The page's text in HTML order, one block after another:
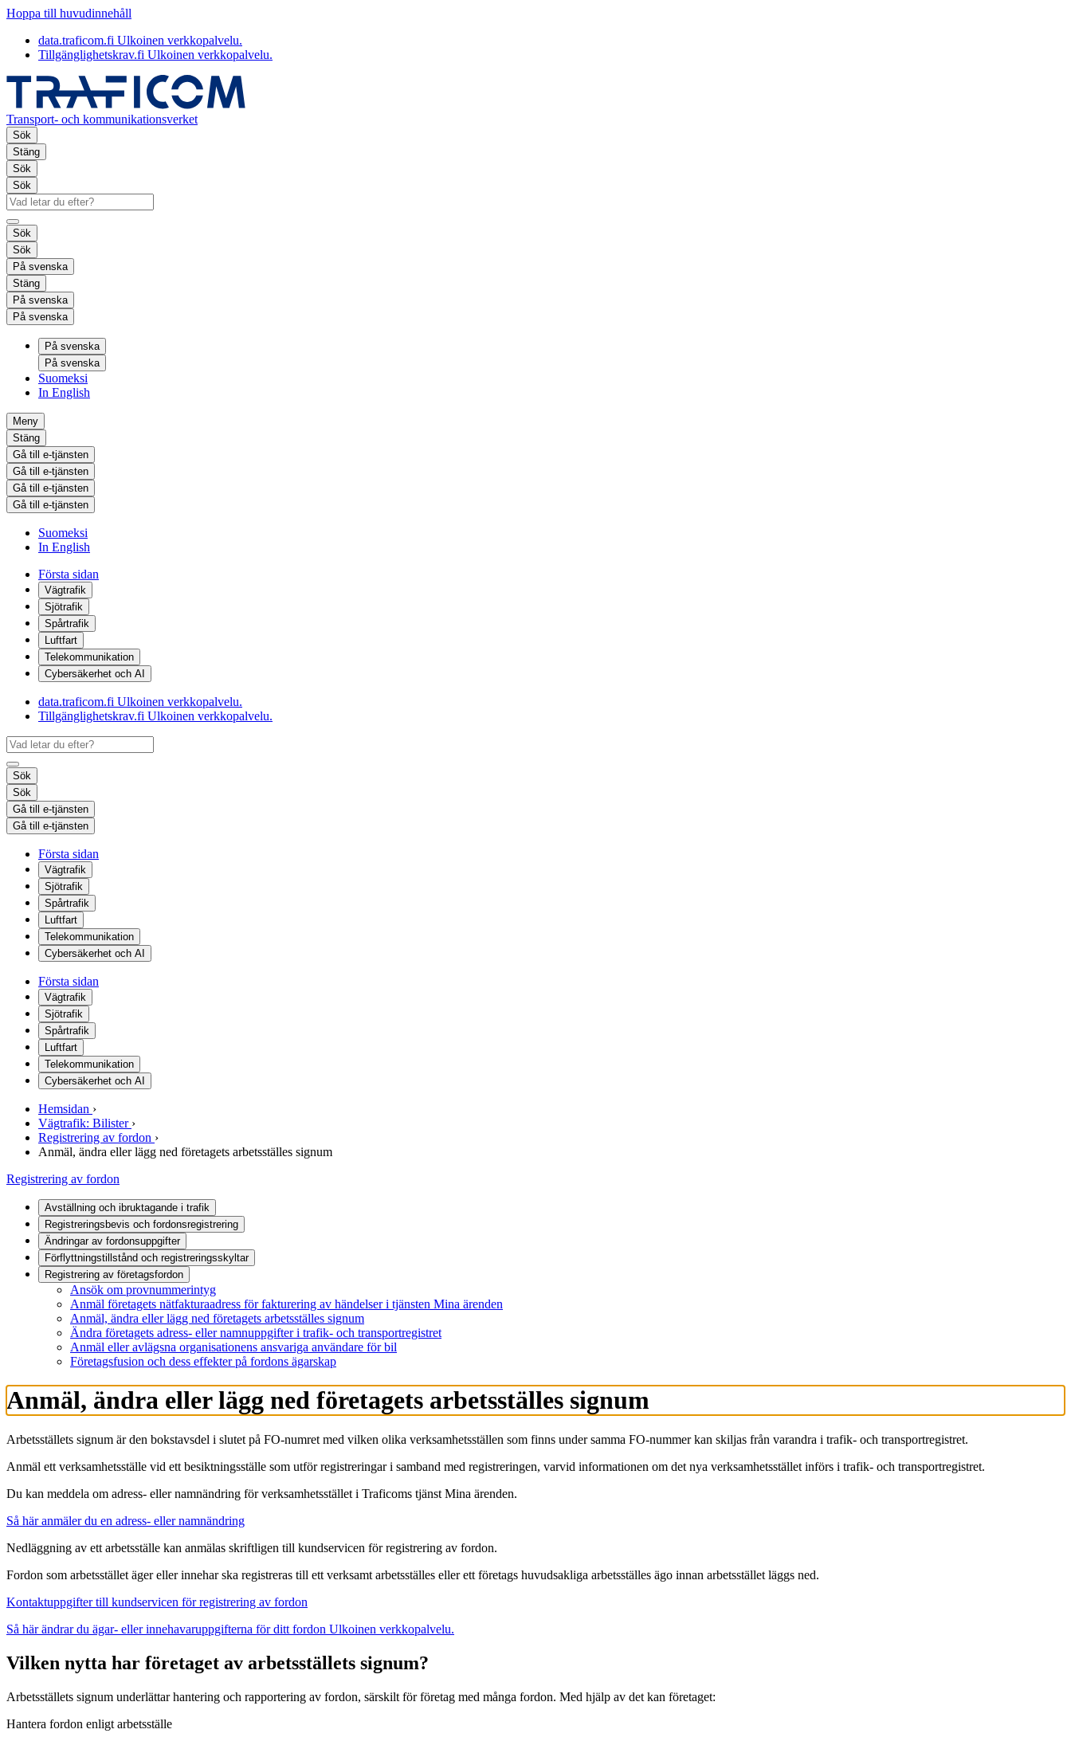
Hoppa till huvudinnehåll
data.traficom.fi Ulkoinen verkkopalvelu.
Tillgänglighetskrav.fi Ulkoinen verkkopalvelu.
Transport- och kommunikationsverket
Sök
Stäng
Sök
Sök
Sök
Sök
På svenska
Stäng
På svenska
På svenska
På svenska
På svenska
Suomeksi
In English
Meny
Stäng
Gå till e-tjänsten
Gå till e-tjänsten
Gå till e-tjänsten
Gå till e-tjänsten
Suomeksi
In English
Första sidan
Vägtrafik
Sjötrafik
Spårtrafik
Luftfart
Telekommunikation
Cybersäkerhet och AI
data.traficom.fi Ulkoinen verkkopalvelu.
Tillgänglighetskrav.fi Ulkoinen verkkopalvelu.
Sök
Sök
Gå till e-tjänsten
Gå till e-tjänsten
Första sidan
Vägtrafik
Sjötrafik
Spårtrafik
Luftfart
Telekommunikation
Cybersäkerhet och AI
Första sidan
Vägtrafik
Sjötrafik
Spårtrafik
Luftfart
Telekommunikation
Cybersäkerhet och AI
Hemsidan ›
Vägtrafik: Bilister ›
Registrering av fordon ›
Anmäl, ändra eller lägg ned företagets arbetsställes signum
Registrering av fordon
Avställning och ibruktagande i trafik
Registreringsbevis och fordonsregistrering
Ändringar av fordonsuppgifter
Förflyttningstillstånd och registreringsskyltar
Registrering av företagsfordon
Ansök om provnummerintyg
Anmäl företagets nätfakturaadress för fakturering av händelser i tjänsten Mina ärenden
Anmäl, ändra eller lägg ned företagets arbetsställes signum
Ändra företagets adress- eller namnuppgifter i trafik- och transportregistret
Anmäl eller avlägsna organisationens ansvariga användare för bil
Företagsfusion och dess effekter på fordons ägarskap
Anmäl, ändra eller lägg ned företagets arbetsställes signum
Arbetsställets signum är den bokstavsdel i slutet på FO-numret med vilken olika verksamhetsställen som finns under samma FO-nummer kan skiljas från varandra i trafik- och transportregistret.
Anmäl ett verksamhetsställe vid ett besiktningsställe som utför registreringar i samband med registreringen, varvid informationen om det nya verksamhetsstället införs i trafik- och transportregistret.
Du kan meddela om adress- eller namnändring för verksamhetsstället i Traficoms tjänst Mina ärenden.
Så här anmäler du en adress- eller namnändring
Nedläggning av ett arbetsställe kan anmälas skriftligen till kundservicen för registrering av fordon.
Fordon som arbetsstället äger eller innehar ska registreras till ett verksamt arbetsställes eller ett företags huvudsakliga arbetsställes ägo innan arbetsstället läggs ned.
Kontaktuppgifter till kundservicen för registrering av fordon
Så här ändrar du ägar- eller innehavaruppgifterna för ditt fordon Ulkoinen verkkopalvelu.
Vilken nytta har företaget av arbetsställets signum?
Arbetsställets signum underlättar hantering och rapportering av fordon, särskilt för företag med många fordon. Med hjälp av det kan företaget:
Hantera fordon enligt arbetsställe